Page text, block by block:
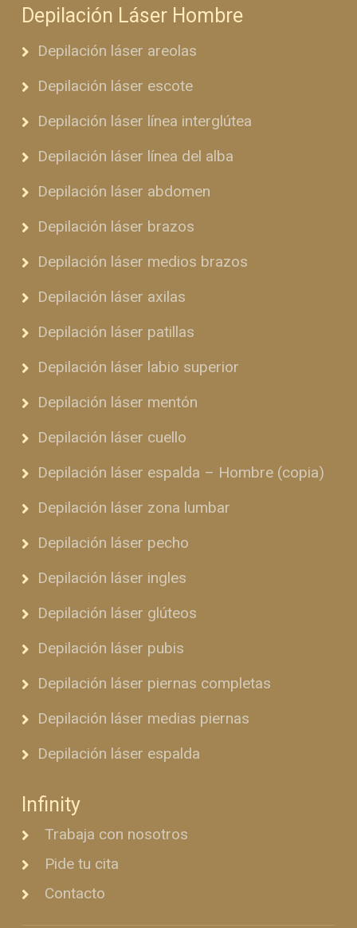
Depilación Láser Hombre
Depilación láser areolas
Depilación láser escote
Depilación láser línea interglútea
Depilación láser línea del alba
Depilación láser abdomen
Depilación láser brazos
Depilación láser medios brazos
Depilación láser axilas
Depilación láser patillas
Depilación láser labio superior
Depilación láser mentón
Depilación láser cuello
Depilación láser espalda – Hombre (copia)
Depilación láser zona lumbar
Depilación láser pecho
Depilación láser ingles
Depilación láser glúteos
Depilación láser pubis
Depilación láser piernas completas
Depilación láser medias piernas
Depilación láser espalda
Infinity
Trabaja con nosotros
Pide tu cita
Contacto